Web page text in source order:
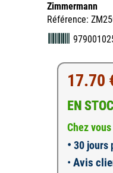
Zimmermann
Référence:
17.70
EN
Chez
• 30 jours
• Avis